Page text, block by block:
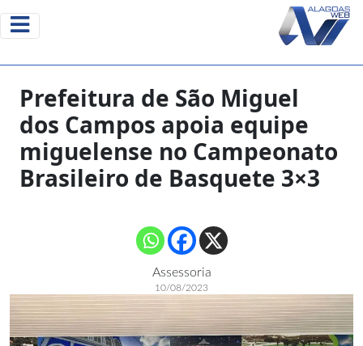
Prefeitura de São Miguel
dos Campos apoia equipe
miguelense no Campeonato
Brasileiro de Basquete 3×3
Assessoria
10/08/2023